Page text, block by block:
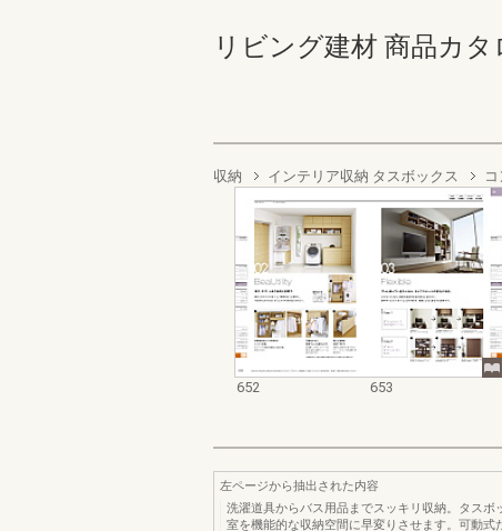
リビング建材 商品カ
収納 インテリア収納 タスボックス
652 653
左ページから抽出された内容
洗濯道具からバス用品までスッキリ収納。タスボ
室を機能的な収納空間に早変りさせます。可動式